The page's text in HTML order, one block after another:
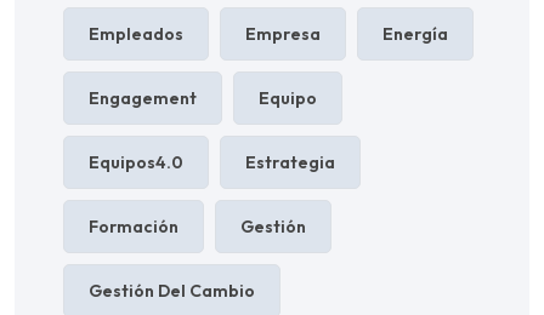
Empleados Empresa Energía
Engagement Equipo
Equipos4.0 Estrategia
Formación Gestión
Gestión Del Cambio